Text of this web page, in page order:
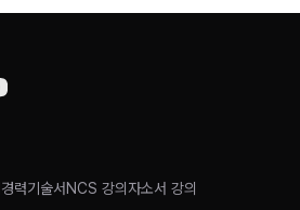
경력기술서 NCS 강의자소서 강의